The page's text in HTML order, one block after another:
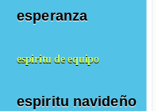
esperanza
espiritu de equipo
espiritu navideño